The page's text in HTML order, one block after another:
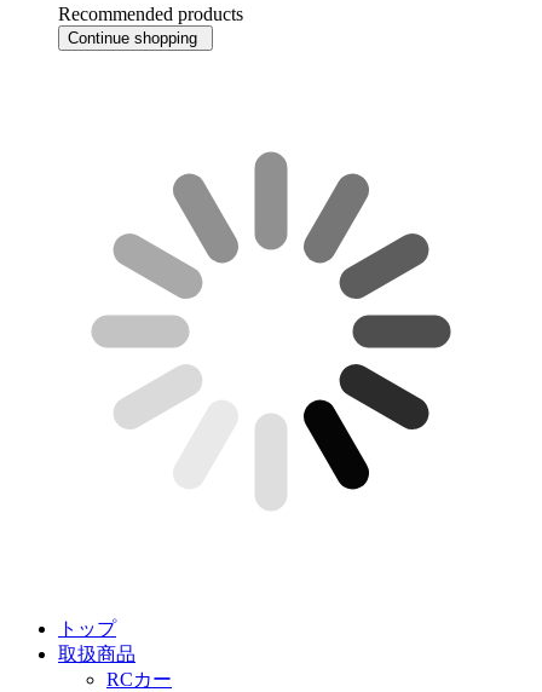
Recommended products
Continue shopping
トップ
取扱商品
RCカー